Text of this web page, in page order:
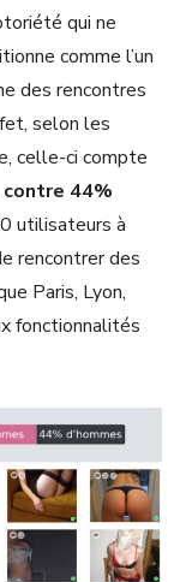
qui ne
comme l’un
des rencontres
selon les
celle-ci compte
44%
utilisateurs à
rencontrer des
Paris, Lyon,
fonctionnalités